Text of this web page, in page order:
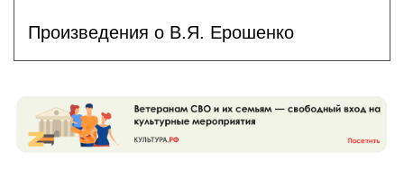
Произведения о В.Я. Ерошенко